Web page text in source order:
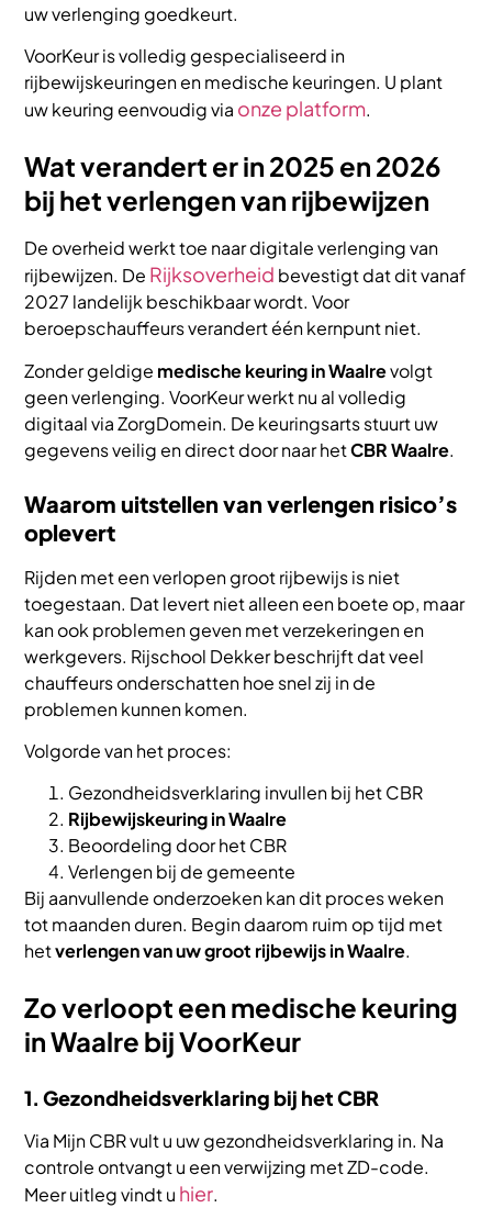
uw verlenging goedkeurt.
VoorKeur is volledig gespecialiseerd in
rijbewijskeuringen en medische keuringen. U plant
uw keuring eenvoudig via onze platform.
Wat verandert er in 2025 en 2026
bij het verlengen van rijbewijzen
De overheid werkt toe naar digitale verlenging van
rijbewijzen. De Rijksoverheid bevestigt dat dit vanaf
2027 landelijk beschikbaar wordt. Voor
beroepschauffeurs verandert één kernpunt niet.
Zonder geldige medische keuring in Waalrevolgt
geen verlenging. VoorKeur werkt nu al volledig
digitaal via ZorgDomein. De keuringsarts stuurt uw
gegevens veilig en direct door naar hetCBR Waalre.
Waarom uitstellen van verlengen risico’s
oplevert
Rijden met een verlopen groot rijbewijs is niet
toegestaan. Dat levert niet alleen een boete op, maar
kan ook problemen geven met verzekeringen en
werkgevers. Rijschool Dekker beschrijft dat veel
chauffeurs onderschatten hoe snel zij in de
problemen kunnen komen.
Volgorde van het proces:
Gezondheidsverklaring invullen bij het CBR
Rijbewijskeuring in Waalre
Beoordeling door het CBR
Verlengen bij de gemeente
Bij aanvullende onderzoeken kan dit proces weken
tot maanden duren. Begin daarom ruim op tijd met
hetverlengen van uw groot rijbewijs in Waalre.
Zo verloopt een medische keuring
in Waalre bij VoorKeur
1. Gezondheidsverklaring bij het CBR
Via Mijn CBR vult u uw gezondheidsverklaring in. Na
controle ontvangt u een verwijzing met ZD-code.
Meer uitleg vindt u hier.